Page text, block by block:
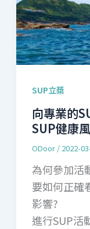
SUP立槳
向專業的
SUP健康
ODoor / 2022-
為何參加活
要如何正確
影響?
進行SUP活